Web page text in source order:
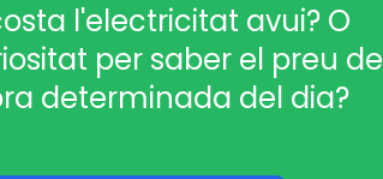
l'electricitat avui? O
per saber el preu de
determinada del dia?